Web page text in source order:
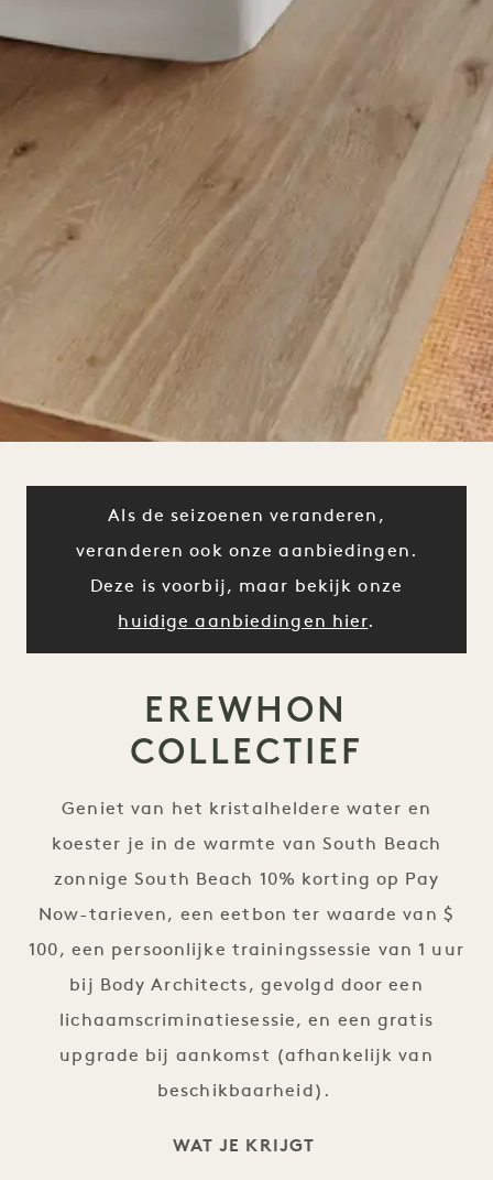
Als de seizoenen veranderen,
veranderen ook onze aanbiedingen.
Deze is voorbij, maar bekijk onze
huidige aanbiedingen hier.
EREWHON
COLLECTIEF
Geniet van het kristalheldere water en
koester je in de warmte van South Beach
zonnige South Beach 10% korting op Pay
Now-tarieven, een eetbon ter waarde van $
100, een persoonlijke trainingssessie van 1 uur
bij Body Architects, gevolgd door een
lichaamscriminatiesessie, en een gratis
upgrade bij aankomst (afhankelijk van
beschikbaarheid).
WAT JE KRIJGT